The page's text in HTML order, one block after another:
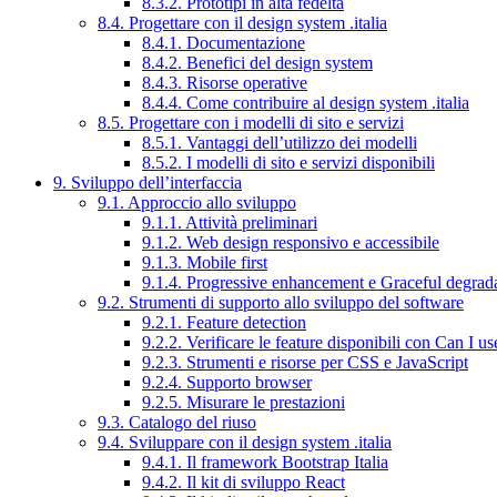
8.4. Progettare con il design system .italia
8.4.1. Documentazione
8.4.2. Benefici del design system
8.4.3. Risorse operative
8.4.4. Come contribuire al design system .italia
8.5. Progettare con i modelli di sito e servizi
8.5.1. Vantaggi dell’utilizzo dei modelli
8.5.2. I modelli di sito e servizi disponibili
9. Sviluppo dell’interfaccia
9.1. Approccio allo sviluppo
9.1.1. Attività preliminari
9.1.2. Web design responsivo e accessibile
9.1.3. Mobile first
9.1.4. Progressive enhancement e Graceful
9.2. Strumenti di supporto allo sviluppo del software
9.2.1. Feature detection
9.2.2. Verificare le feature disponibili con Can I
9.2.3. Strumenti e risorse per CSS e JavaScript
9.2.4. Supporto browser
9.2.5. Misurare le prestazioni
9.3. Catalogo del riuso
9.4. Sviluppare con il design system .italia
9.4.1. Il framework Bootstrap Italia
9.4.2. Il kit di sviluppo React